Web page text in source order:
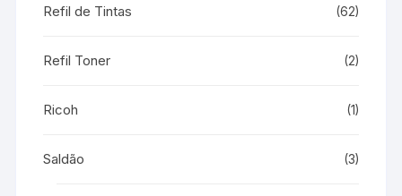
Refil de Tintas (62)
Refil Toner (2)
Ricoh (1)
Saldão (3)